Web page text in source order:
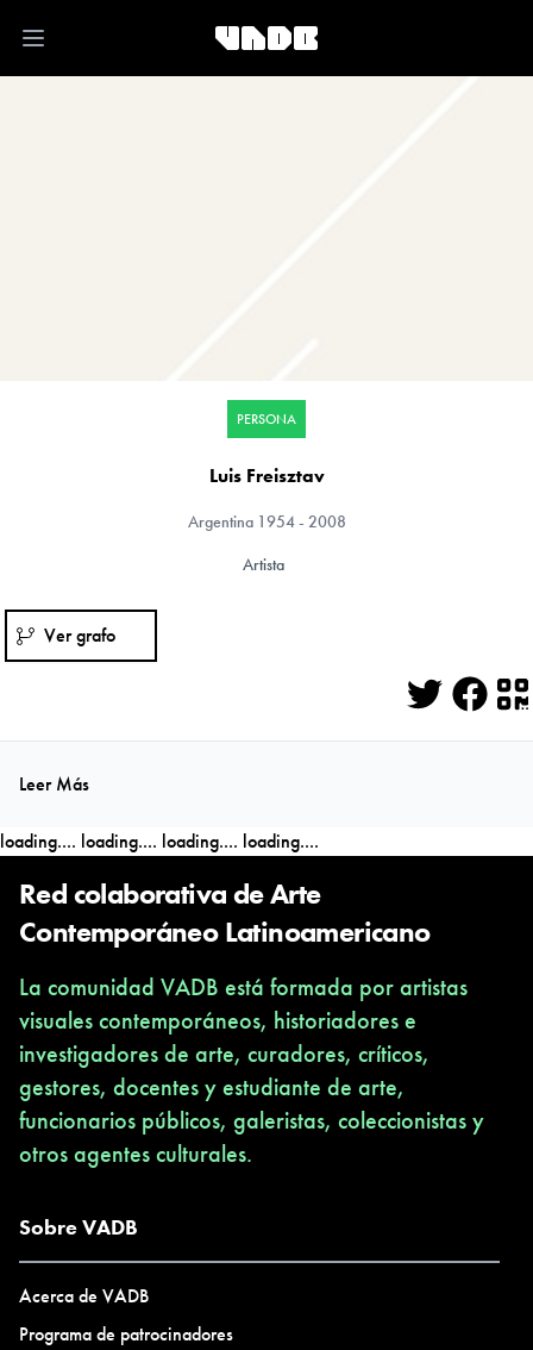
Open main menu
PERSONA
Luis Freisztav
Argentina1954 - 2008
Artista
Ver grafo
Twitter
Leer Más
loading.... loading.... loading.... loading....
Red colaborativa de Arte
Contemporáneo Latinoamericano
La comunidad VADB está formada por artistas
visuales contemporáneos, historiadores e
investigadores de arte, curadores, críticos,
gestores, docentes y estudiante de arte,
funcionarios públicos, galeristas, coleccionistas y
otros agentes culturales.
Sobre VADB
Acerca de VADB
Programa de patrocinadores